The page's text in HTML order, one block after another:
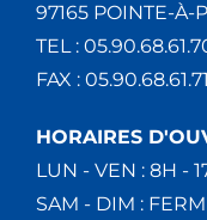
97165 POINTE-À-
TEL :
FAX : 05.90.68.61.71
HORAIRES
LUN - VEN : 8H -
SAM - DIM :